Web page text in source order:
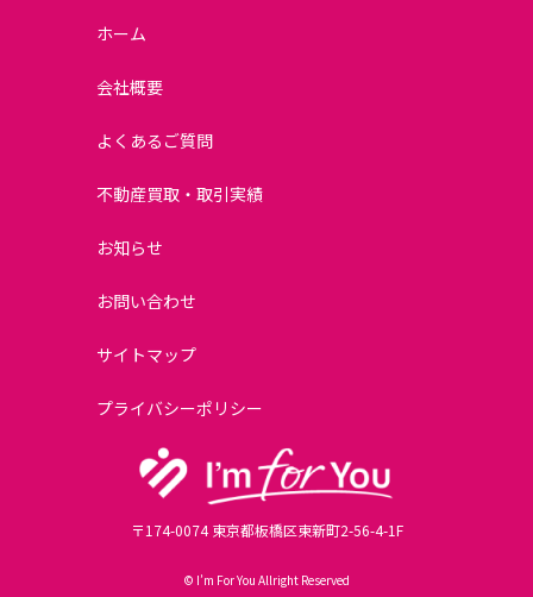
〒174-0074 東京都板橋区東新町2-56-4-1F
© I’m For You Allright Reserved
ホーム
会社概要
よくあるご質問
不動産買取・取引実績
お知らせ
お問い合わせ
サイトマップ
プライバシーポリシー